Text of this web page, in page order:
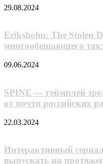
29.08.2024
Eriksholm: The Stolen
многообещающего
09.06.2024
SPINE — геймплей
от почти российских
22.03.2024
Интерактивный
выпускать на